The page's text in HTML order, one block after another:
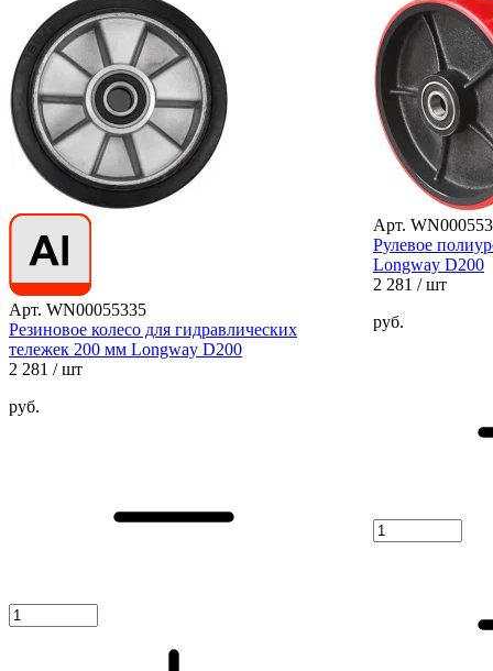
Арт. WN00055335
Резиновое колесо для гидравлических
тележек 200 мм Longway D200
2 281 / шт
руб.
Арт.
Рулевое
Longway D200
2 281 / шт
руб.